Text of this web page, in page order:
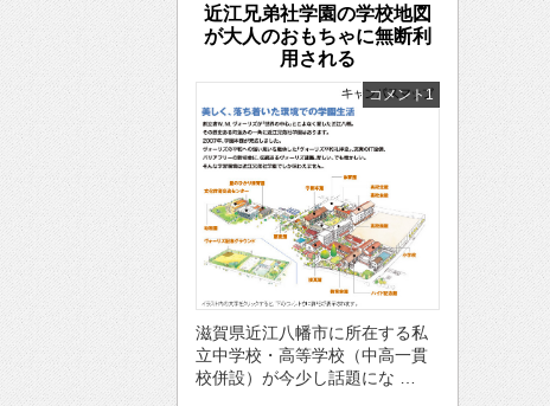
近江兄弟社学園の学校地図
が大人のおもちゃに無断利
用される
コメント1
滋賀県近江八幡市に所在する私
立中学校・高等学校（中高一貫
校併設）が今少し話題にな …